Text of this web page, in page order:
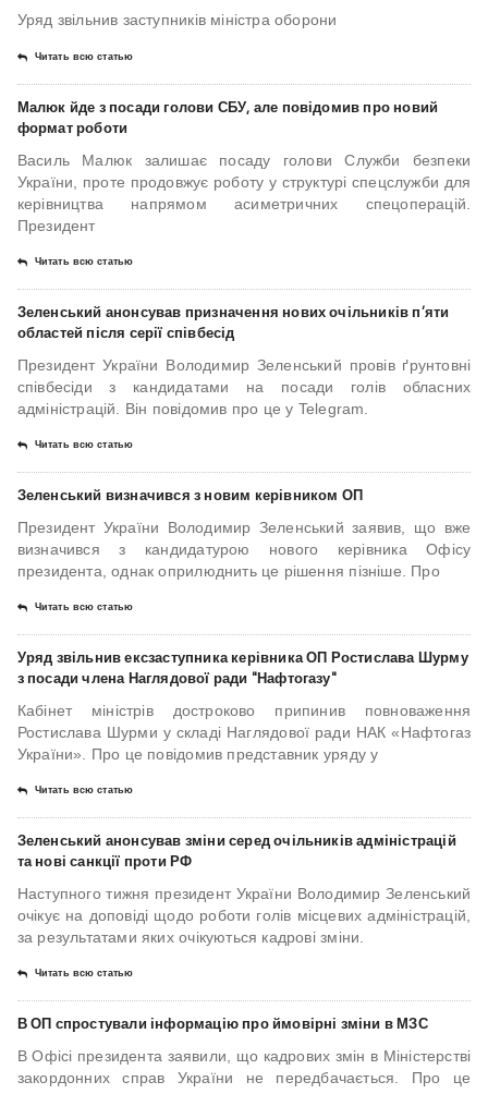
Уряд звільнив заступників міністра оборони
Читать всю статью
Малюк йде з посади голови СБУ, але повідомив про новий
формат роботи
Василь Малюк залишає посаду голови Служби безпеки
України, проте продовжує роботу у структурі спецслужби для
керівництва напрямом асиметричних спецоперацій.
Президент
Читать всю статью
Зеленський анонсував призначення нових очільників п’яти
областей після серії співбесід
Президент України Володимир Зеленський провів ґрунтовні
співбесіди з кандидатами на посади голів обласних
адміністрацій. Він повідомив про це у Telegram.
Читать всю статью
Зеленський визначився з новим керівником ОП
Президент України Володимир Зеленський заявив, що вже
визначився з кандидатурою нового керівника Офісу
президента, однак оприлюднить це рішення пізніше. Про
Читать всю статью
Уряд звільнив ексзаступника керівника ОП Ростислава Шурму
з посади члена Наглядової ради "Нафтогазу"
Кабінет міністрів достроково припинив повноваження
Ростислава Шурми у складі Наглядової ради НАК «Нафтогаз
України». Про це повідомив представник уряду у
Читать всю статью
Зеленський анонсував зміни серед очільників адміністрацій
та нові санкції проти РФ
Наступного тижня президент України Володимир Зеленський
очікує на доповіді щодо роботи голів місцевих адміністрацій,
за результатами яких очікуються кадрові зміни.
Читать всю статью
В ОП спростували інформацію про ймовірні зміни в МЗС
В Офісі президента заявили, що кадрових змін в Міністерстві
закордонних справ України не передбачається. Про це